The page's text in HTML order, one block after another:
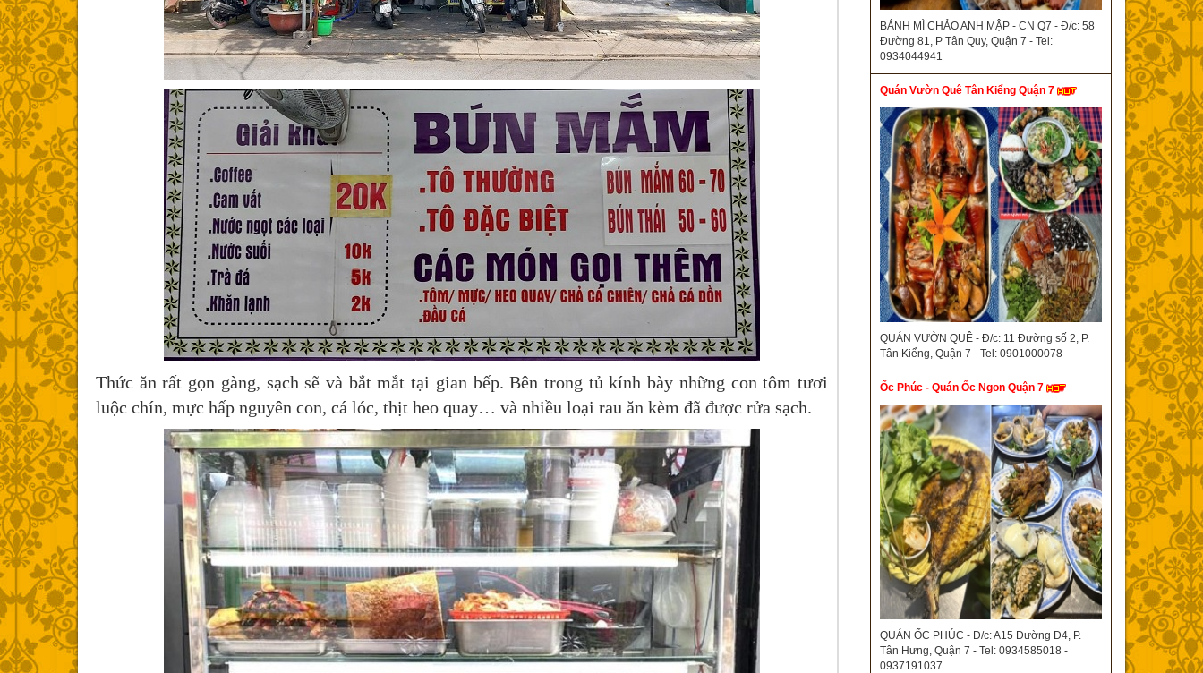
Thức ăn rất gọn gàng, sạch sẽ và bắt mắt tại gian bếp. Bên trong tủ kính bày những con tôm tươi
luộc chín, mực hấp nguyên con, cá lóc, thịt heo quay… và nhiều loại rau ăn kèm đã được rửa sạch.
BÁNH MÌ CHẢO ANH MẬP - CN Q7 - Đ/c: 58
Đường 81, P Tân Quy, Quận 7 - Tel:
0934044941
Quán Vườn Quê Tân Kiểng Quận 7
QUÁN VƯỜN QUÊ - Đ/c: 11 Đường số 2, P.
Tân Kiểng, Quận 7 - Tel: 0901000078
Ốc Phúc - Quán Ốc Ngon Quận 7
QUÁN ỐC PHÚC - Đ/c: A15 Đường D4, P.
Tân Hưng, Quận 7 - Tel: 0934585018 -
0937191037